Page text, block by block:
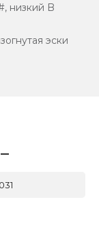
низкий B
эски